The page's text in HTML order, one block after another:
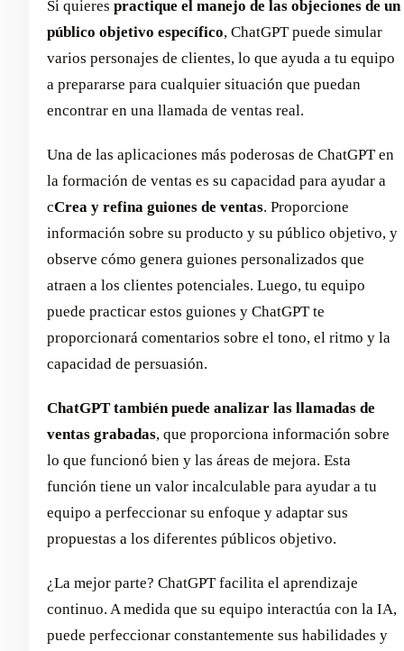
Si quieres practique el manejo de las objeciones de un
público objetivo específico, ChatGPT puede simular
varios personajes de clientes, lo que ayuda a tu equipo
a prepararse para cualquier situación que puedan
encontrar en una llamada de ventas real.
Una de las aplicaciones más poderosas de ChatGPT en
la formación de ventas es su capacidad para ayudar a
cCrea y refina guiones de ventas. Proporcione
información sobre su producto y su público objetivo, y
observe cómo genera guiones personalizados que
atraen a los clientes potenciales. Luego, tu equipo
puede practicar estos guiones y ChatGPT te
proporcionará comentarios sobre el tono, el ritmo y la
capacidad de persuasión.
ChatGPT también puede analizar las llamadas de
ventas grabadas, que proporciona información sobre
lo que funcionó bien y las áreas de mejora. Esta
función tiene un valor incalculable para ayudar a tu
equipo a perfeccionar su enfoque y adaptar sus
propuestas a los diferentes públicos objetivo.
¿La mejor parte? ChatGPT facilita el aprendizaje
continuo. A medida que su equipo interactúa con la IA,
puede perfeccionar constantemente sus habilidades y